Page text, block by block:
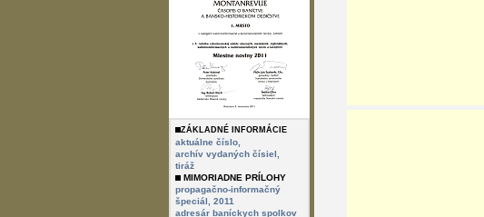
ZÁKLADNÉ INFORMÁCIE
aktuálne číslo,
archív vydaných čísiel,
tiráž
MIMORIADNE PRÍLOHY
propagačno-informačný
špeciál, 2011
adresár baníckych spolkov